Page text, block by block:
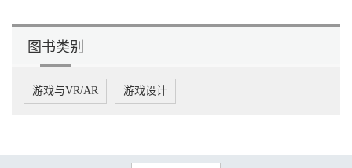
可信度挑战 79
一致性 80
巧合 85
出其不意 97
奇观 99
关于对白的最后思考 107
图书类别
游戏与VR/AR 游戏设计